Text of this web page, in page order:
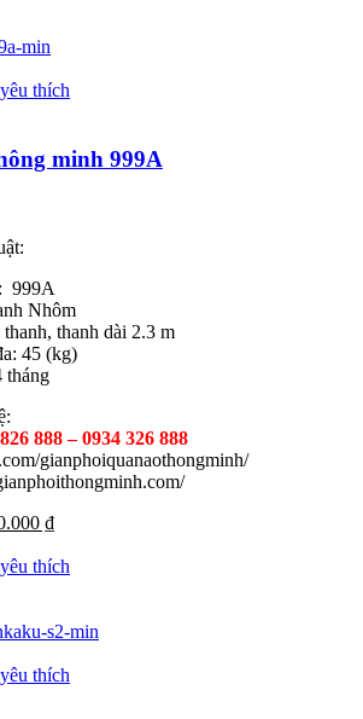
thích
minh 999A
999A
Nhôm
thanh dài 2.3 m
45 (kg)
tháng
888 – 0934 326 888
gianphoiquanaothongminh/
₫
thích
thích